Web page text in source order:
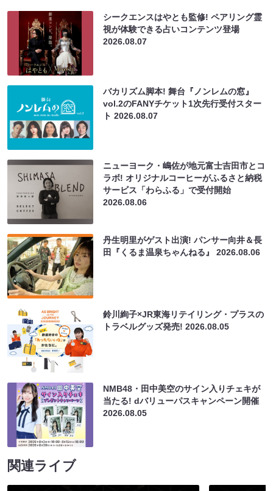
シークエンスはやとも監修! ペアリング霊
視が体験できる占いコンテンツ登場
2026.08.07
バカリズム脚本! 舞台『ノンレムの窓』
vol.2のFANYチケット1次先行受付スター
ト2026.08.07
ニューヨーク・嶋佐が地元富士吉田市とコ
ラボ! オリジナルコーヒーがふるさと納税
サービス「わらふる」で受付開始
2026.08.06
丹生明里がゲスト出演! パンサー向井＆長
田『くるま温泉ちゃんねる』2026.08.06
鈴川絢子×JR東海リテイリング・プラスの
トラベルグッズ発売!2026.08.05
NMB48・田中美空のサイン入りチェキが
当たる! dバリューパスキャンペーン開催
2026.08.05
関連ライブ